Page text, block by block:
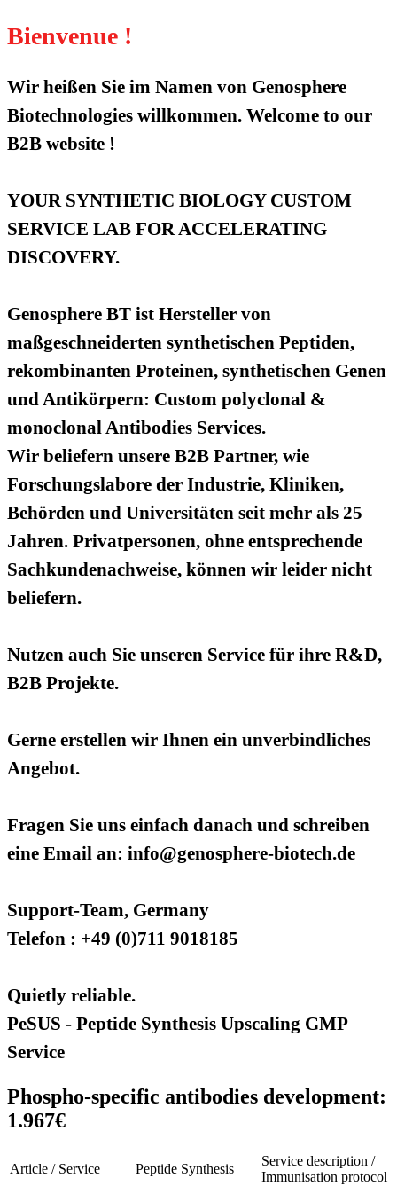
Bienvenue !
Wir heißen Sie im Namen von Genosphere
Biotechnologies willkommen. Welcome to our
B2B website !
YOUR SYNTHETIC BIOLOGY CUSTOM
SERVICE LAB FOR ACCELERATING
DISCOVERY.
Genosphere BT ist Hersteller von
maßgeschneiderten synthetischen Peptiden,
rekombinanten Proteinen, synthetischen Genen
und Antikörpern: Custom polyclonal &
monoclonal Antibodies Services.
Wir beliefern unsere B2B Partner, wie
Forschungslabore der Industrie, Kliniken,
Behörden und Universitäten seit mehr als 25
Jahren. Privatpersonen, ohne entsprechende
Sachkundenachweise, können wir leider nicht
beliefern.
Nutzen auch Sie unseren Service für ihre R&D,
B2B Projekte.
Gerne erstellen wir Ihnen ein unverbindliches
Angebot.
Fragen Sie uns einfach danach und schreiben
eine Email an: info@genosphere-biotech.de
Support-Team, Germany
Telefon : +49 (0)711 9018185
Quietly reliable.
PeSUS - Peptide Synthesis Upscaling GMP
Service
Phospho-specific antibodies development:
1.967€
Article / Service Peptide Synthesis
Service description /
Immunisation protocol